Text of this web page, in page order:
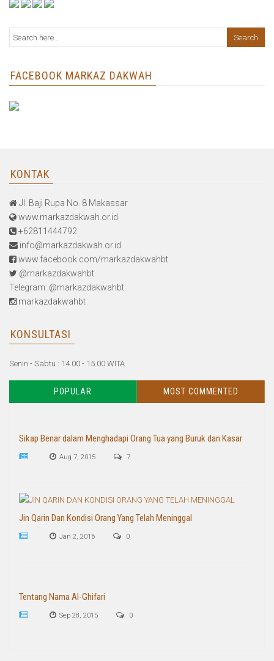
FACEBOOK MARKAZ DAKWAH
KONTAK
Jl. Baji Rupa No. 8 Makassar
www.markazdakwah.or.id
+62811444792
info@markazdakwah.or.id
www.facebook.com/markazdakwahbt
@markazdakwahbt
Telegram: @markazdakwahbt
markazdakwahbt
KONSULTASI
Senin - Sabtu : 14.00 - 15.00 WITA
POPULAR MOST COMMENTED
Sikap Benar dalam Menghadapi Orang Tua yang Buruk dan Kasar
Aug 7, 2015 7
Jin Qarin Dan Kondisi Orang Yang Telah Meninggal
Jan 2, 2016 0
Tentang Nama Al-Ghifari
Sep 28, 2015 0